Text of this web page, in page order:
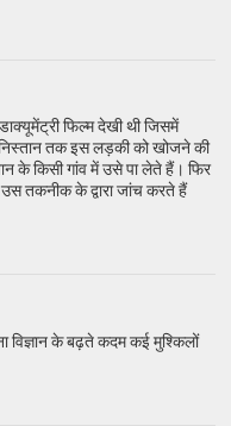
फिल्म देखी थी जिसमें
तक इस लड़की को खोजने की
के किसी गांव में उसे पा लेते हैं। फिर
तकनीक के द्वारा जांच करते हैं
विज्ञान के बढ़ते कदम कई मुश्किलों